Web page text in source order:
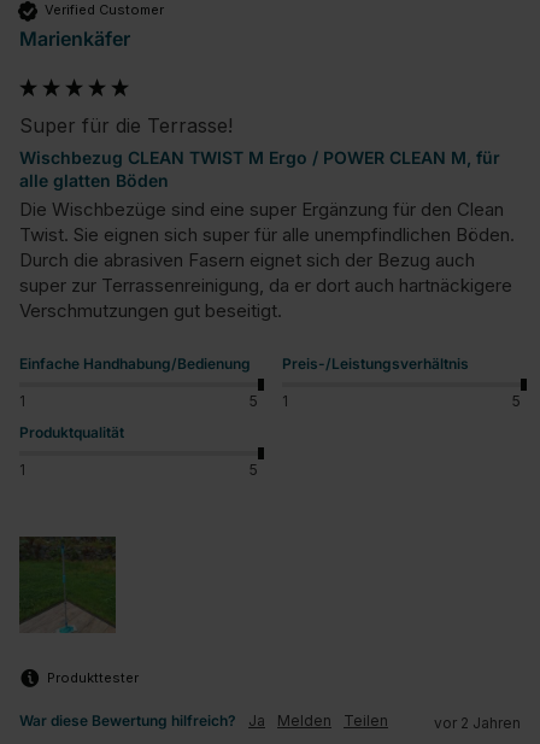
Verified Customer
Marienkäfer
Super für die Terrasse!
Wischbezug CLEAN TWIST M Ergo / POWER CLEAN M, für
alle glatten Böden
Die Wischbezüge sind eine super Ergänzung für den Clean
Twist. Sie eignen sich super für alle unempfindlichen Böden.
Durch die abrasiven Fasern eignet sich der Bezug auch
super zur Terrassenreinigung, da er dort auch hartnäckigere
Verschmutzungen gut beseitigt.
Einfache Handhabung/Bedienung
1 5
Preis-/Leistungsverhältnis
1
5
Produktqualität
1 5
Produkttester
War diese Bewertung hilfreich? Ja Melden Teilen vor 2 Jahren